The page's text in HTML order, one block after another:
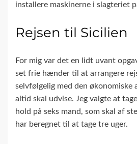
installere maskinerne i slagteriet
Rejsen til Sicilien
For mig var det en lidt uvant
set frie hænder til at arrangere
selvfølgelig med den økonomiske
altid skal udvise. Jeg valgte at
hold på seks mand, som skal af
har beregnet til at tage tre uger.